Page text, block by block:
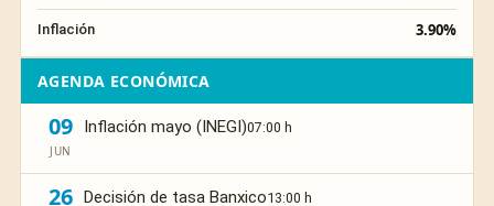
Inflación 3.90%
AGENDA ECONÓMICA
09
JUN
Inflación mayo (INEGI)07:00 h
26 Decisión de tasa Banxico13:00 h